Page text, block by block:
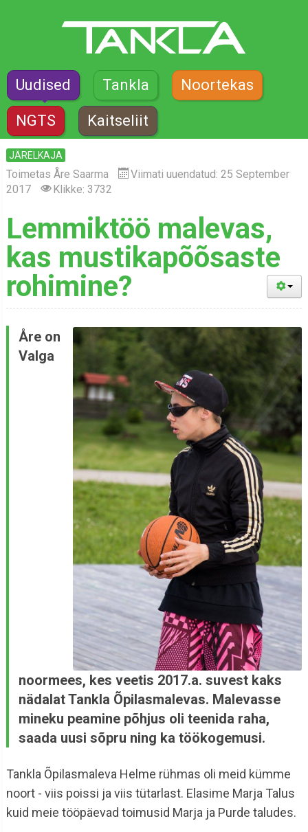
Uudised Tankla Noortekas
NGTS Kaitseliit
JÄRELKAJA
Toimetas Åre Saarma
Viimati uuendatud: 25 September
2017
Klikke: 3732
Lemmiktöö malevas,
kas mustikapõõsaste
rohimine?
Åre on
Valga
noormees, kes veetis 2017.a. suvest kaks
nädalat Tankla Õpilasmalevas. Malevasse
mineku peamine põhjus oli teenida raha,
saada uusi sõpru ning ka töökogemusi.
Tankla Õpilasmaleva Helme rühmas oli meid kümme
noort - viis poissi ja viis tütarlast. Elasime Marja Talus
kuid meie tööpäevad toimusid Marja ja Purde taludes.